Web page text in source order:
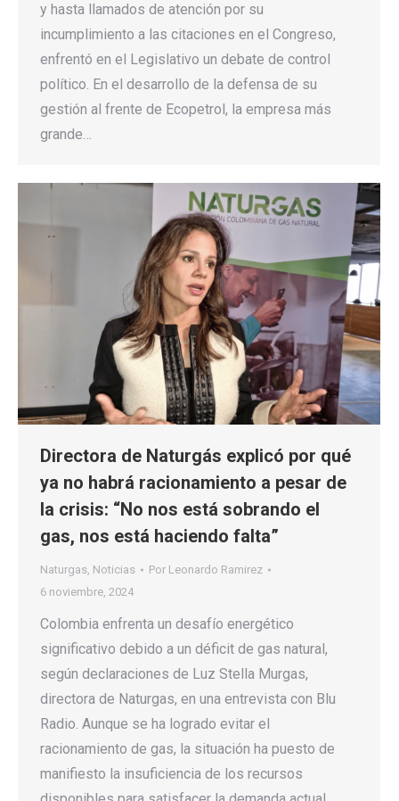
y hasta llamados de atención por su
incumplimiento a las citaciones en el Congreso,
enfrentó en el Legislativo un debate de control
político. En el desarrollo de la defensa de su
gestión al frente de Ecopetrol, la empresa más
grande…
Directora de Naturgás explicó por qué
ya no habrá racionamiento a pesar de
la crisis: “No nos está sobrando el
gas, nos está haciendo falta”
Naturgas, Noticias Por Leonardo Ramirez
6 noviembre, 2024
Colombia enfrenta un desafío energético
significativo debido a un déficit de gas natural,
según declaraciones de Luz Stella Murgas,
directora de Naturgas, en una entrevista con Blu
Radio. Aunque se ha logrado evitar el
racionamiento de gas, la situación ha puesto de
manifiesto la insuficiencia de los recursos